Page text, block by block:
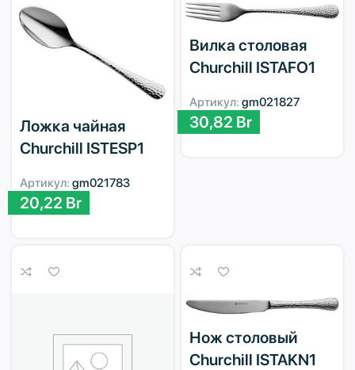
Ложка чайная
Churchill ISTESP1
Артикул: gm021783
20,22 Br
Вилка столовая
Churchill ISTAFO1
Артикул: gm021827
30,82 Br
Нож столовый
Churchill ISTAKN1